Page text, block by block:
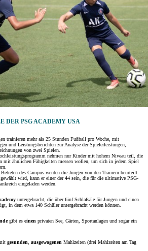
DER PSG ACADEMY USA
trainieren mehr als 25 Stunden Fußball pro Woche, mit
und Leistungsberichten zur Analyse der Spielerleistungen,
von zwei Spielen.
nehmen nur Kinder mit hohem Niveau teil, die
mit ähnlichen Fähigkeiten messen wollen, um sich in jedem Spiel
des Campus werden die Jungen von den Trainern beurteilt
wird, kann er einer der 44 sein, die für die ultimative PSG-
eingeladen werden.
untergebracht, die über fünf Schlafsäle für Jungen und einen
in dem etwa 140 Schüler untergebracht werden können.
gibt es einen privaten See, Gärten, Sportanlagen und sogar ein
gesunden ausgewogenen Mahlzeiten (drei Mahlzeiten am Tag